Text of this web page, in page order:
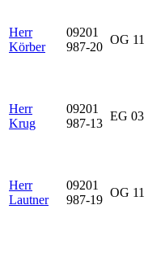
Herr
Körber
09201
987-20
OG 11
Herr
Krug
09201
987-13
EG 03
Herr
Lautner
09201
987-19
OG 11